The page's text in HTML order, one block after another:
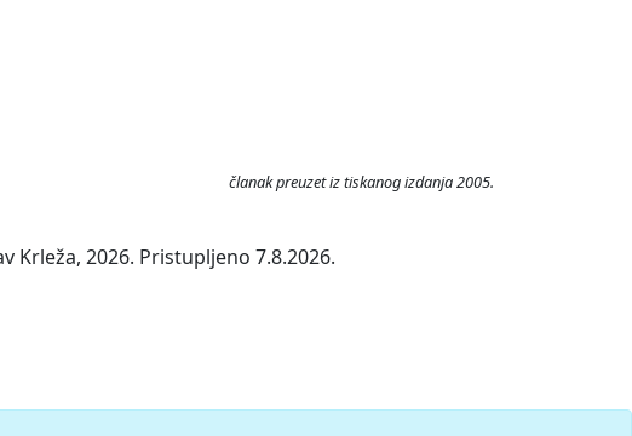
članak preuzet iz tiskanog izdanja 2005.
Krleža, 2026. Pristupljeno 7.8.2026.